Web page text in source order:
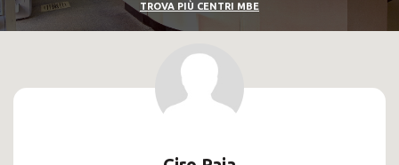
TROVA PIÙ CENTRI MBE